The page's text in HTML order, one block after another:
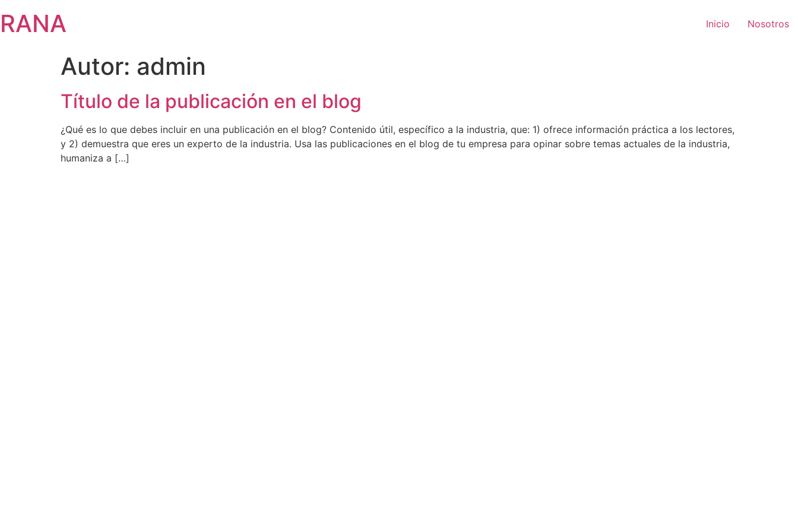
al
contenido
RANA Inicio Nosotros
Autor: admin
Título de la publicación en el blog
¿Qué es lo que debes incluir en una publicación en el blog? Contenido útil, específico a la industria, que: 1) ofrece información práctica a los lectores,
y 2) demuestra que eres un experto de la industria. Usa las publicaciones en el blog de tu empresa para opinar sobre temas actuales de la industria,
humaniza a […]